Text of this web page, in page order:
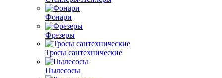
Фонари
Фрезеры
Тросы сантехнические
Пылесосы